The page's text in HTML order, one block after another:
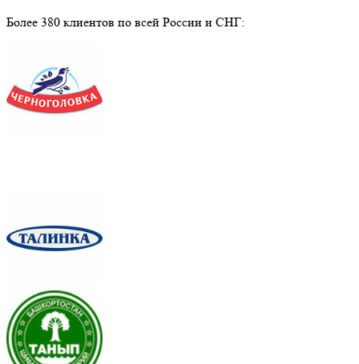
Более 380 клиентов по всей России и СНГ: